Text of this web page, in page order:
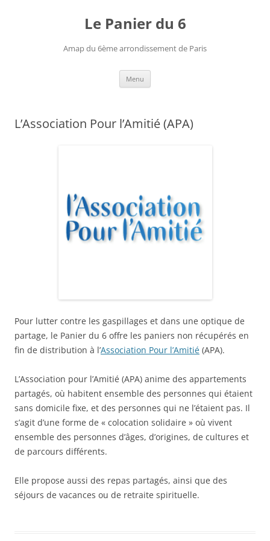
Le Panier du 6
Amap du 6ème arrondissement de Paris
Menu
L’Association Pour l’Amitié (APA)
Pour lutter contre les gaspillages et dans une optique de
partage, le Panier du 6 offre les paniers non récupérés en
fin de distribution à l’Association Pour l’Amitié (APA).
L’Association pour l’Amitié (APA) anime des appartements
partagés, où habitent ensemble des personnes qui étaient
sans domicile fixe, et des personnes qui ne l’étaient pas. Il
s’agit d’une forme de « colocation solidaire » où vivent
ensemble des personnes d’âges, d’origines, de cultures et
de parcours différents.
Elle propose aussi des repas partagés, ainsi que des
séjours de vacances ou de retraite spirituelle.